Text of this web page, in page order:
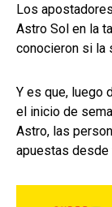
Los
Astro Sol en la
conocieron si la
Y es que, luego
el inicio de
Astro, las
apuestas desde